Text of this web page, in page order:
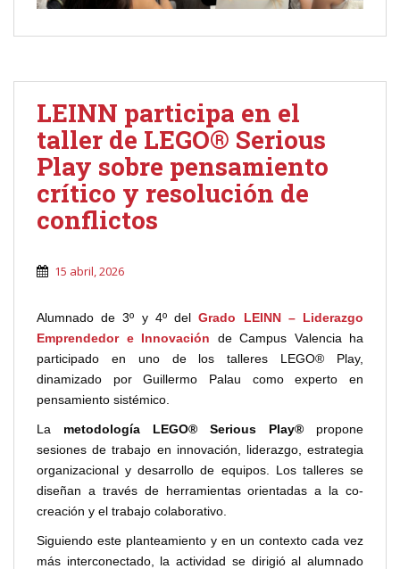
LEINN participa en el
taller de LEGO® Serious
Play sobre pensamiento
crítico y resolución de
conflictos
15 abril, 2026
Alumnado de 3º y 4º delGrado LEINN – Liderazgo
Emprendedor e Innovación de Campus Valencia ha
participado en uno de los talleres LEGO® Play,
dinamizado por Guillermo Palau como experto en
pensamiento sistémico.
La metodología LEGO® Serious Play® propone
sesiones de trabajo en innovación, liderazgo, estrategia
organizacional y desarrollo de equipos. Los talleres se
diseñan a través de herramientas orientadas a la co-
creación y el trabajo colaborativo.
Siguiendo este planteamiento y en un contexto cada vez
más interconectado, la actividad se dirigió al alumnado